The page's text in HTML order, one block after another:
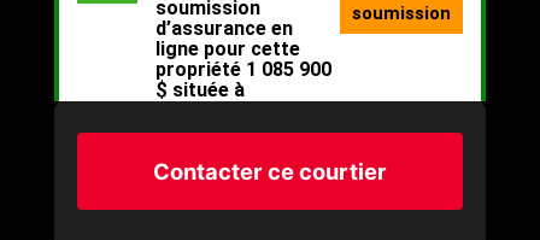
Contacter ce courtier